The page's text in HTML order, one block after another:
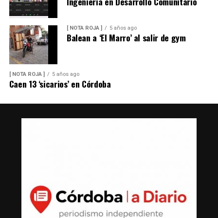
[ NOTA ROJA ] 5 años ago
Balean a ‘El Marro’ al salir de gym
[ NOTA ROJA ] 5 años ago
Caen 13 ‘sicarios’ en Córdoba